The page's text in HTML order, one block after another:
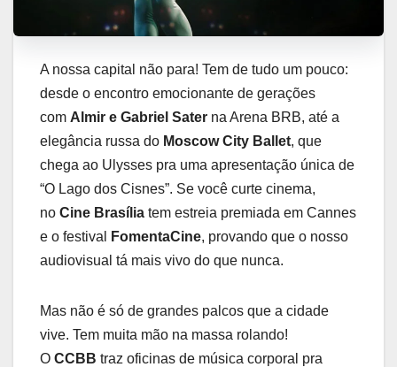
A nossa capital não para! Tem de tudo um pouco:
desde o encontro emocionante de gerações
com Almir e Gabriel Sater na Arena BRB, até a
elegância russa do Moscow City Ballet, que
chega ao Ulysses pra uma apresentação única de
“O Lago dos Cisnes”. Se você curte cinema,
no Cine Brasília tem estreia premiada em Cannes
e o festival
FomentaCine, provando que o nosso
audiovisual tá mais vivo do que nunca.
Mas não é só de grandes palcos que a cidade
vive. Tem muita mão na massa rolando!
O CCBB traz oficinas de música corporal pra